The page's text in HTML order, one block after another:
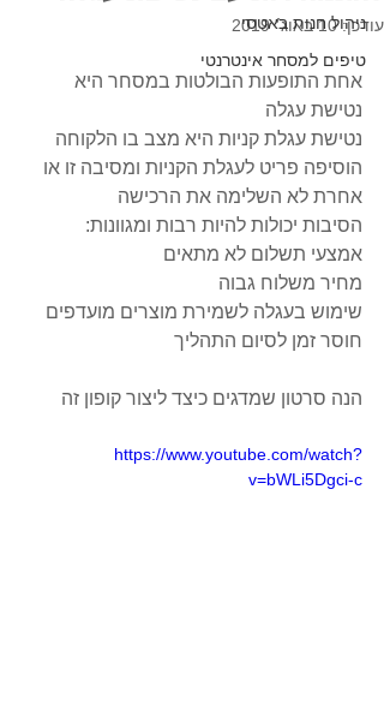
ניהול חנות באטסי
טיפים למסחר אינטרנטי
עודכן:10 באוג׳ 2019
אחת התופעות הבולטות במסחר היא
נטישת עגלה
נטישת עגלת קניות היא מצב בו הלקוחה
הוסיפה פריט לעגלת הקניות ומסיבה זו או
אחרת לא השלימה את הרכישה
הסיבות יכולות להיות רבות ומגוונות:
אמצעי תשלום לא מתאים
מחיר משלוח גבוה
שימוש בעגלה לשמירת מוצרים מועדפים
חוסר זמן לסיום התהליך
הנה סרטון שמדגים כיצד ליצור קופון זה
https://www.youtube.com/watch?
v=bWLi5Dgci-c